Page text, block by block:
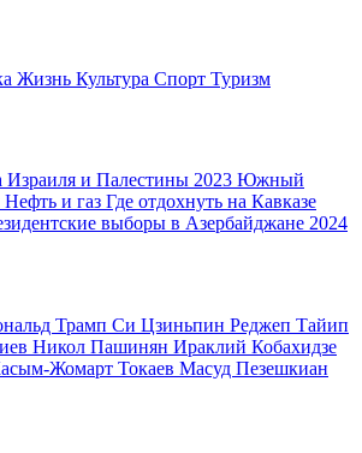
Жизнь Культура Спорт Туризм
Израиля и Палестины 2023 Южный
Нефть и газ Где отдохнуть на Кавказе
выборы в Азербайджане 2024
Трамп Си Цзиньпин Реджеп Тайип
Никол Пашинян Ираклий Кобахидзе
Жомарт Токаев Масуд Пезешкиан